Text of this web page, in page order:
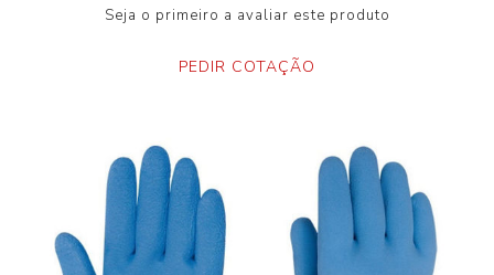
Seja o primeiro a avaliar este produto
PEDIR COTAÇÃO